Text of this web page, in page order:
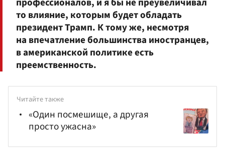
то влияние, которым будет обладать
президент Трамп. К тому же, несмотря
на впечатление большинства иностранцев,
в американской политике есть
преемственность.
Читайте также
«Один посмешище, а другая
просто ужасна»